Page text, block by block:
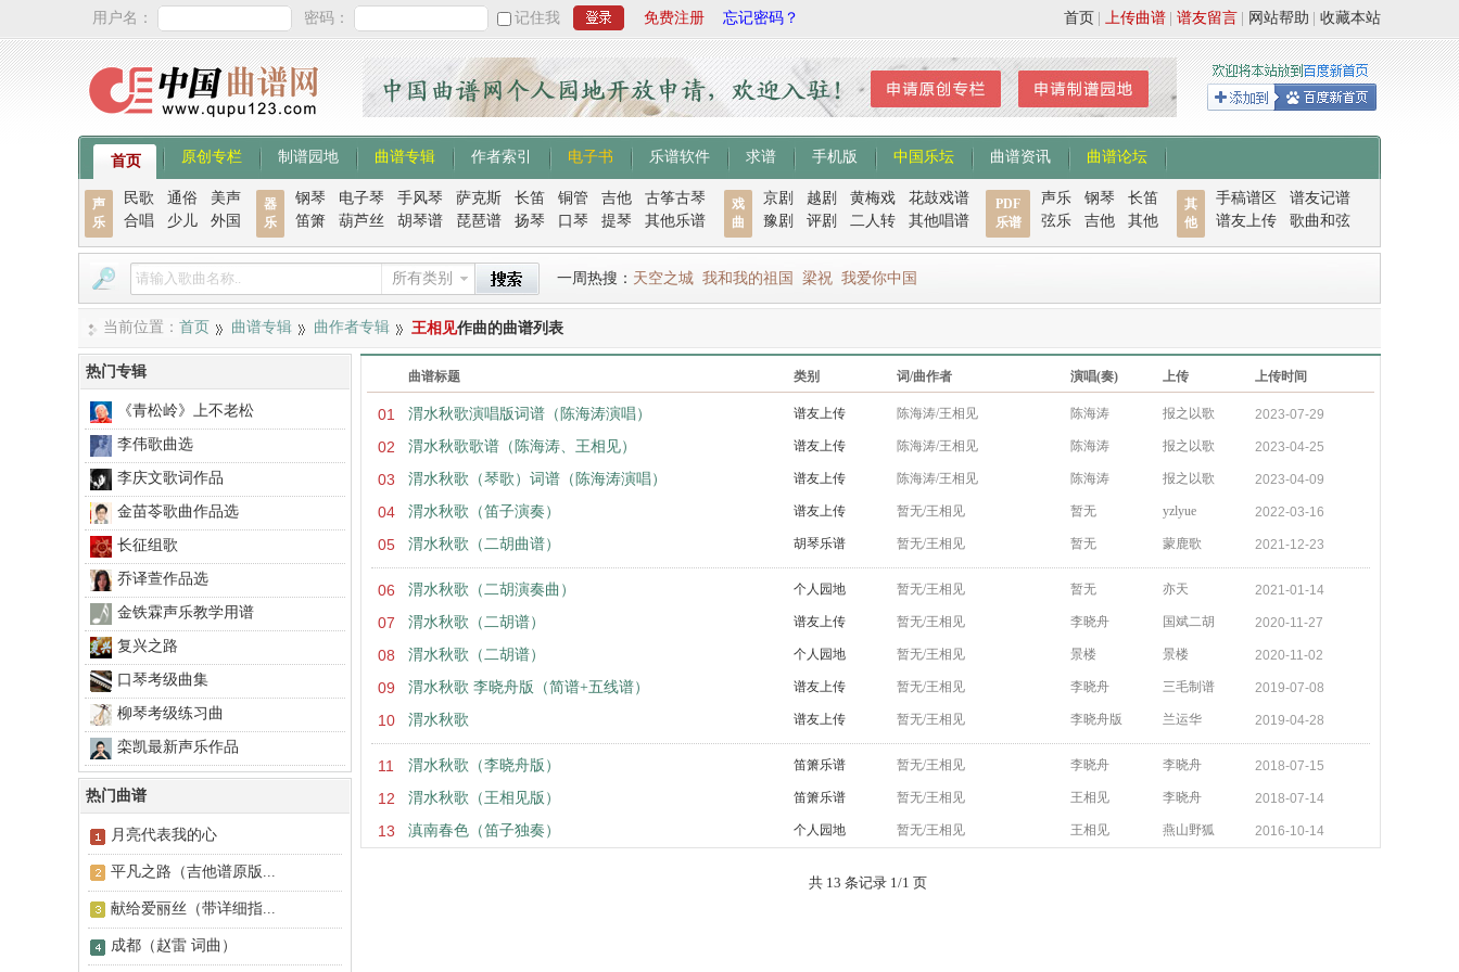
用户名： 密码： 记住我 免费注册 忘记密码？ 收藏本站
网站帮助
谱友留言
上传曲谱
首页
首页 原创专栏 制谱园地 曲谱专辑 作者索引 电子书 乐谱软件 求谱 手机版 中国乐坛 曲谱资讯 曲谱论坛
声
乐
民歌 通俗
美声
合唱
少儿 外国
器
乐
钢琴 电子琴 手风琴 萨克斯 长笛 铜管 吉他
古筝古琴
笛箫
葫芦丝 胡琴谱 琵琶谱 扬琴 口琴 提琴 其他乐谱
戏
曲
京剧 越剧 黄梅戏
花鼓戏谱
豫剧
评剧 二人转 其他唱谱
PDF
乐谱
声乐 钢琴
长笛
弦乐
吉他 其他
其
他
手稿谱区
谱友记谱
谱友上传
歌曲和弦
所有类别 一周热搜： 天空之城 我和我的祖国 梁祝 我爱你中国
当前位置： 首页 曲谱专辑 曲作者专辑 王相见作曲的曲谱列表
曲谱标题 类别 词/曲作者 演唱(奏) 上传 上传时间
01 渭水秋歌演唱版词谱（陈海涛演唱） 谱友上传 陈海涛/王相见 陈海涛 报之以歌 2023-07-29
02 渭水秋歌歌谱（陈海涛、王相见） 谱友上传 陈海涛/王相见 陈海涛 报之以歌 2023-04-25
03 渭水秋歌（琴歌）词谱（陈海涛演唱） 谱友上传 陈海涛/王相见 陈海涛 报之以歌 2023-04-09
04 渭水秋歌（笛子演奏） 谱友上传 暂无/王相见 暂无 yzlyue 2022-03-16
05 渭水秋歌（二胡曲谱） 胡琴乐谱 暂无/王相见 暂无 蒙鹿歌 2021-12-23
06 渭水秋歌（二胡演奏曲） 个人园地 暂无/王相见 暂无 亦天 2021-01-14
07 渭水秋歌（二胡谱） 谱友上传 暂无/王相见 李晓舟 国斌二胡 2020-11-27
08 渭水秋歌（二胡谱） 个人园地 暂无/王相见 景楼 景楼 2020-11-02
09 渭水秋歌 李晓舟版（简谱+五线谱） 谱友上传 暂无/王相见 李晓舟 三毛制谱 2019-07-08
10 渭水秋歌 谱友上传 暂无/王相见 李晓舟版 兰运华 2019-04-28
11 渭水秋歌（李晓舟版） 笛箫乐谱 暂无/王相见 李晓舟 李晓舟 2018-07-15
12 渭水秋歌（王相见版） 笛箫乐谱 暂无/王相见 王相见 李晓舟 2018-07-14
13 滇南春色（笛子独奏） 个人园地 暂无/王相见 王相见 燕山野狐 2016-10-14
共 13 条记录 1/1 页
热门专辑
《青松岭》上不老松
李伟歌曲选
李庆文歌词作品
金苗苓歌曲作品选
长征组歌
乔译萱作品选
金铁霖声乐教学用谱
复兴之路
口琴考级曲集
柳琴考级练习曲
栾凯最新声乐作品
热门曲谱
月亮代表我的心
平凡之路（吉他谱原版...
献给爱丽丝（带详细指...
成都（赵雷 词曲）